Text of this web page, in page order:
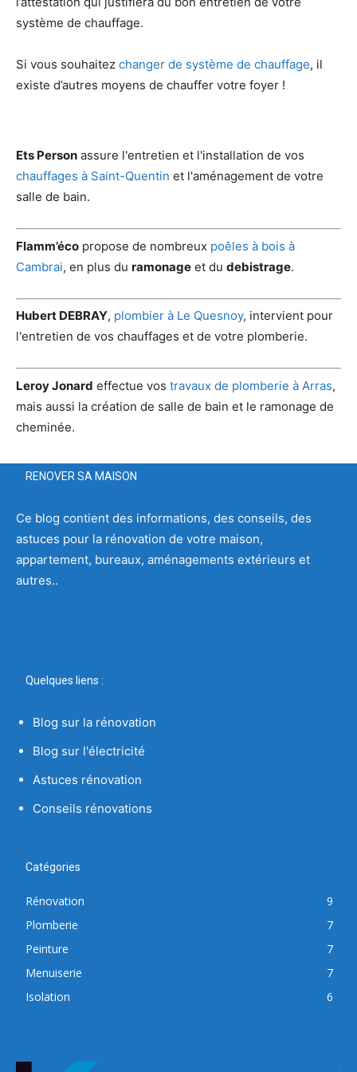
système de chauffage.
Si vous souhaitez changer de système de chauffage, il
existe d’autres moyens de chauffer votre foyer !
Ets Person assure l'entretien et l'installation de vos
chauffages à Saint-Quentin et l'aménagement de votre
salle de bain.
Flamm’éco propose de nombreux poêles à bois à
Cambrai, en plus du ramonage et du debistrage.
Hubert DEBRAY, plombier à Le Quesnoy, intervient pour
l'entretien de vos chauffages et de votre plomberie.
Leroy Jonard effectue vos travaux de plomberie à Arras,
mais aussi la création de salle de bain et le ramonage de
cheminée.
RENOVER SA MAISON
Ce blog contient des informations, des conseils, des
astuces pour la rénovation de votre maison,
appartement, bureaux, aménagements extérieurs et
autres..
Quelques liens :
Blog sur la rénovation
Blog sur l'électricité
Astuces rénovation
Conseils rénovations
Catégories
Rénovation
9
Plomberie
7
Peinture
7
Menuiserie
7
Isolation
6